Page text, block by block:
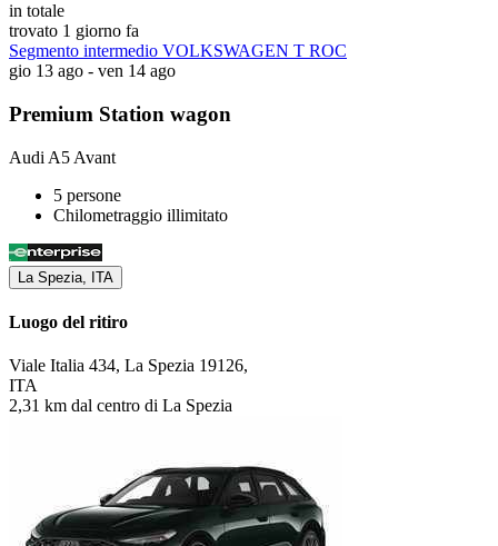
in totale
trovato 1 giorno fa
Segmento intermedio VOLKSWAGEN T ROC
gio 13 ago - ven 14 ago
Premium Station wagon
Audi A5 Avant
5 persone
Chilometraggio illimitato
La Spezia, ITA
Luogo del ritiro
Viale Italia 434, La Spezia 19126,
ITA
2,31 km dal centro di La Spezia